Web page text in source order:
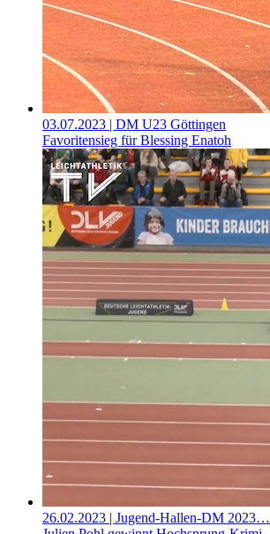
03.07.2023 | DM U23 Göttingen
Favoritensieg für Blessing Enatoh
26.02.2023 | Jugend-Hallen-DM 2023…